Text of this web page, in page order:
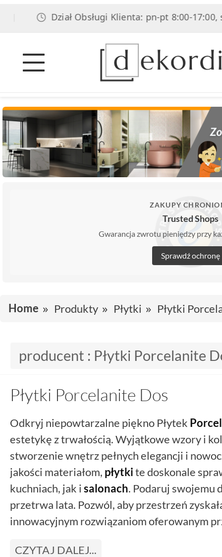
Dział Obsługi Klienta: pn-pt 8:00-17:00, sob
ZAKUPY
Trusted Shops
Gwarancja zwrotu pieniędzy przy
Sprawdź ochronę
Home Produkty Płytki Płytki
producent : Płytki Porcelanite
Płytki Porcelanite Dos
Odkryj niepowtarzalne piękno Płytek
estetykę z trwałością. Wyjątkowe wzory i
stworzenie wnętrz pełnych elegancji i
jakości materiałom, płytkite doskonale
kuchniach, jak isalonach. Podaruj swojemu
przetrwa lata. Pozwól, aby przestrzeń
innowacyjnym rozwiązaniom oferowanym
CZYTAJ DALEJ...